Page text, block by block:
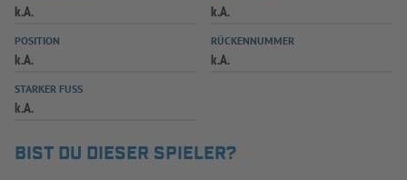
k.A. k.A.
POSITION
k.A.
RÜCKENNUMMER
k.A.
STARKER FUSS
k.A.
BIST DU DIESER SPIELER?